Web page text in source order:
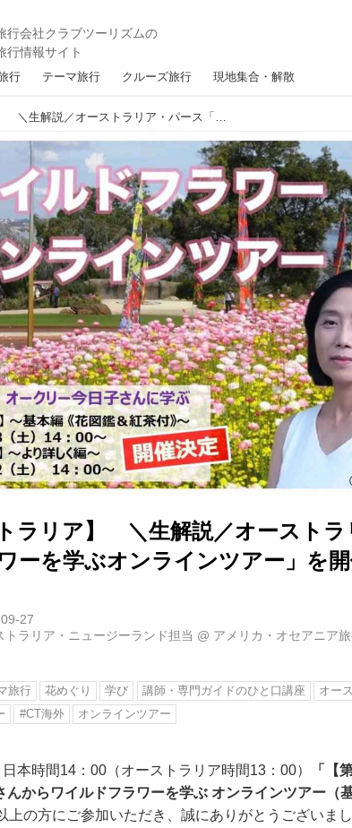
行 テーマ旅行 クルーズ旅行 現地集合・解散
【オーストラリア】 ＼生解説／オーストラリア・パース「ワイルドフラワーを学ぶオンラインツアー」を開催しました！
トラリア】 ＼生解説／オーストラ
ーを学ぶオンラインツアー」を開
27
トラリア・ニュージーランド担当 @ アメリカ・オセアニア
旅行 花めぐり 学び 講師・専門ガイドのひと口講座 オー
#CT海外 オンラインツアー
本時間14：00（オーストラリア時間13：00）
「【
んからワイルドフラワーを学ぶ オンラインツアー（基
上の方にご参加いただき、誠にありがとうございまし